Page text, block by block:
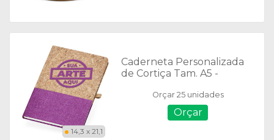
14,3 x 21,1
Caderneta Personalizada
de Cortiça Tam. A5 -
Orçar 25 unidades
Orçar